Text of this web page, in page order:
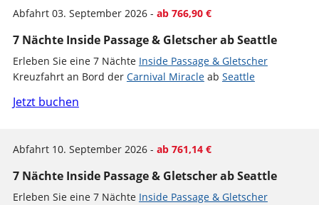
Abfahrt 03. September 2026 - ab 766,90 €
7 Nächte Inside Passage & Gletscher ab Seattle
Erleben Sie eine 7 Nächte Inside Passage & Gletscher
Kreuzfahrt an Bord der Carnival Miracleab Seattle
Jetzt buchen
Abfahrt 10. September 2026 - ab 761,14 €
7 Nächte Inside Passage & Gletscher ab Seattle
Erleben Sie eine 7 Nächte Inside Passage & Gletscher